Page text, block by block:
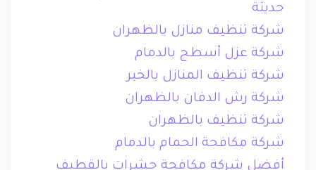
حديثة
شركة تنظيف منازل بالظهران
شركة عزل أسطح بالدمام
شركة تنظيف المنازل بالخبر
شركة رش الدفان بالظهران
شركة تنظيف بالظهران
شركة مكافحة الحمام بالدمام
أفضل شركة مكافحة حشرات بالقطيف